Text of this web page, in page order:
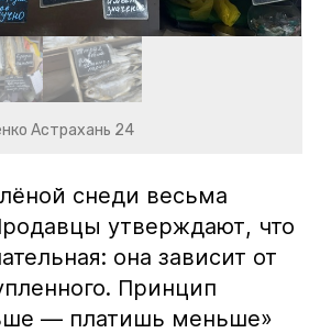
Астрахань 24
снеди весьма
утверждают, что
она зависит от
Принцип
— платишь меньше»